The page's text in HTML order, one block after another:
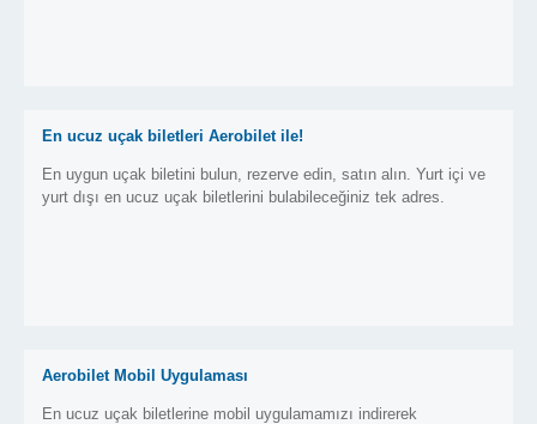
En ucuz uçak biletleri Aerobilet ile!
En uygun uçak biletini bulun, rezerve edin, satın alın. Yurt içi ve
yurt dışı en ucuz uçak biletlerini bulabileceğiniz tek adres.
Aerobilet Mobil Uygulaması
En ucuz uçak biletlerine mobil uygulamamızı indirerek